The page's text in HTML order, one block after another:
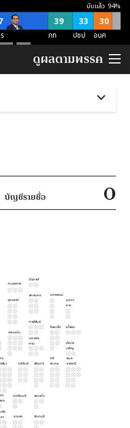
39 33 30
ภท ปชป อนค
38
นับแล้ว 94%
ดูผลตามพรรค
บัญชีรายชื่อ 0
ชิง
า
ระยอง จันทบุรี
สระแก้ว
ปราจีนบุรี
อุดรธานี
สกลนคร นครพนม
กาฬสินธุ์
มุกดา
หาร
หนองคาย
บึงกาฬ
ร
ยก
ร
สีมา
บุรีรัมย์ สุรินทร์
ศรี
สะเกษ
อุบล
ราชธานี
อำนาจ
เจริญ
ยโสธร
ร้อยเอ็ด
มหาสาร
คาม
ขอนแก่น